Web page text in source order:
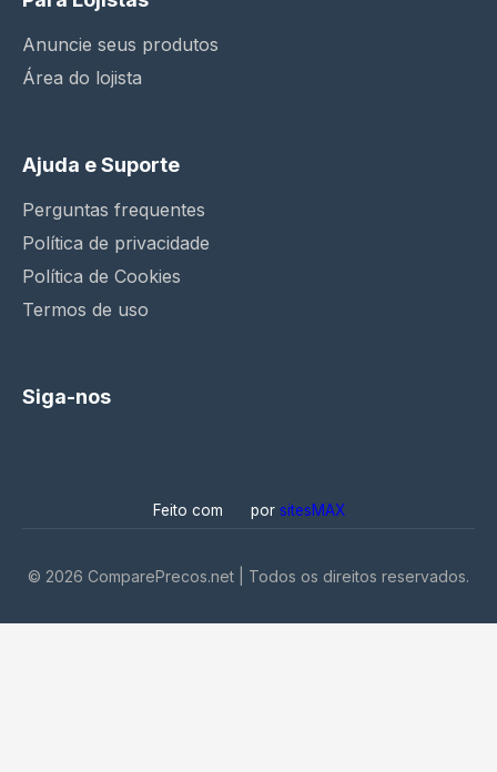
Anuncie seus produtos
Área do lojista
Ajuda e Suporte
Perguntas frequentes
Política de privacidade
Política de Cookies
Termos de uso
Siga-nos
Feito com por sitesMAX
© 2026 ComparePrecos.net | Todos os direitos reservados.